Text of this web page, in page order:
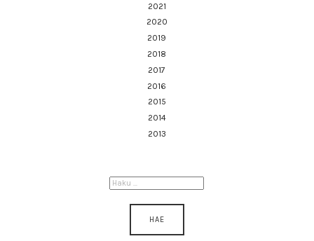
2021
2020
2019
2018
2017
2016
2015
2014
2013
HAKU: